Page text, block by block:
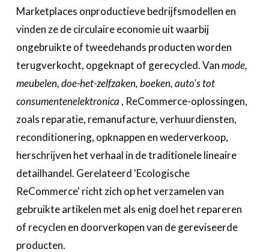
Marketplaces onproductieve bedrijfsmodellen en
vinden ze de circulaire economie uit waarbij
ongebruikte of tweedehands producten worden
terugverkocht, opgeknapt of gerecycled. Vanmode,
meubelen, doe-het-zelfzaken, boeken, auto's tot
consumentenelektronica , ReCommerce-oplossingen,
zoals reparatie, remanufacture, verhuurdiensten,
reconditionering, opknappen en wederverkoop,
herschrijven het verhaal in de traditionele lineaire
detailhandel. Gerelateerd 'Ecologische
ReCommerce' richt zich op het verzamelen van
gebruikte artikelen met als enig doel het repareren
of recyclen en doorverkopen van de gereviseerde
producten.